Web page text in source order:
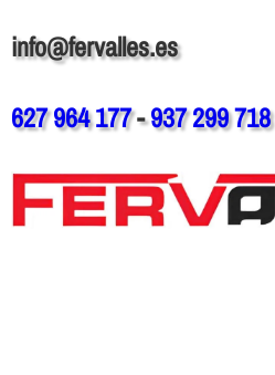
info@fervalles.es
627 964 177-937 299 718